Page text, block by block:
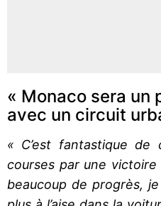
« Monaco sera un
avec un circuit
« C’est fantastique
courses par une
beaucoup de progrès,